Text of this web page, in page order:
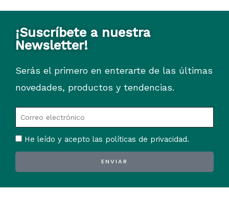
¡Suscríbete a nuestra
Newsletter!
Serás el primero en enterarte de las últimas
novedades, productos y tendencias.
He leído y acepto las políticas de privacidad.
ENVIAR